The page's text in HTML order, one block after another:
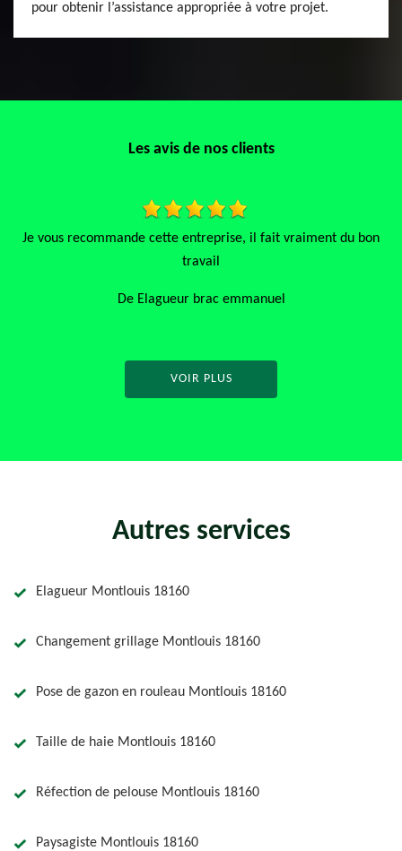
pour obtenir l’assistance appropriée à votre projet.
Les avis de nos clients
du bon Très bon travailleur sérieux, je vous le
VOIR PLUS
Autres services
Elagueur Montlouis 18160
Changement grillage Montlouis 18160
Pose de gazon en rouleau Montlouis 18160
Taille de haie Montlouis 18160
Réfection de pelouse Montlouis 18160
Paysagiste Montlouis 18160